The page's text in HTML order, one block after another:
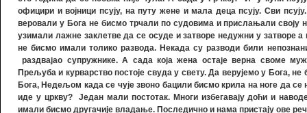
официри и војници псују, на путу жене и мала деца псују. Сви
веровали у Бога не бисмо трчали по судовима и прислањали своју
узимали лажне заклетве да се осуде и затворе недужни у затворе а
не бисмо имали толико развода. Некада су разводи били
раздвајао супружнике. А сада која жена остаје верна своме
Прељуба и курварство постоје свуда у свету. Да верујемо у Бога, не
Бога, Недељом када се чује звоно бацили бисмо крила на ноге да
иде у цркву? Један мали постотак. Многи избегавају доћи и
имали бисмо другачије владање. Последично и нама пристају ове